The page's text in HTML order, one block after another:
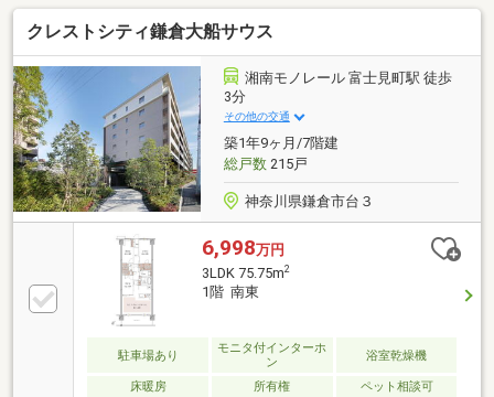
ッチンディスポーザー・浄水器付き ■浴室乾燥機・
追い焚き機能付でいつも快適バスタイム ■戸建て感
覚の玄関ポーチ付き ■小学校徒歩8分、公園徒歩1分
で子育て環境良好◎ ■徒歩10分圏内にスーパー・コ
ンビニ・病院等の生活利便施設が充実 ■ぜひ実際の
室内をご体感ください♪ ※ポーチ面積：4.53平米 ※
メーターボックス面積：0.63平米
クレストシティ鎌倉大船サウス
湘南モノレール 富士見町駅 徒歩
3分
その他の交通
築1年9ヶ月/7階建
総戸数215戸
神奈川県鎌倉市台３
6,998万円
3LDK 75.75m2
1階 南東
駐車場あり
モニタ付インターホ
ン
浴室乾燥機
床暖房 所有権 ペット相談可